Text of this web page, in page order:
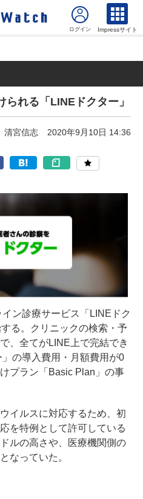
Impressサイト
れる「LINEドクター」
清宮信志 2020年9月10日 14:36
ン診療サービス「LINEドク
る。クリニックの検索・予
、全てがLINE上で完結でき
の導入費用・月額費用が0
プラン「Basic Plan」の事
イルスに対応するため、初
を特例として許可している
ルの高さや、医療機関側の
なっていた。